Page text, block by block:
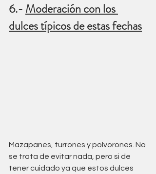
6.- Moderación con los
dulces típicos de estas fechas
Mazapanes, turrones y polvorones. No
se trata de evitar nada, pero si de
tener cuidado ya que estos dulces